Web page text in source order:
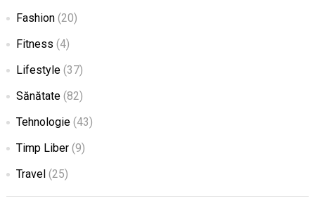
Fashion(20)
Fitness (4)
Lifestyle(37)
Sănătate(82)
Tehnologie(43)
Timp Liber(9)
Travel(25)